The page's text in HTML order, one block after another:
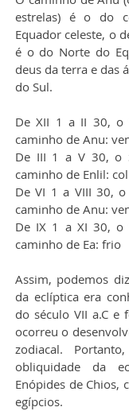
estrelas) é o do
Equador celeste, o
é o do Norte do
deus da terra e das
do Sul.
De XII 1 a II 30, o
caminho de Anu:
De III 1 a V 30, o
caminho de Enlil:
De VI 1 a VIII 30,
caminho de Anu:
De IX 1 a XI 30, o
caminho de Ea: frio
Assim, podemos
da eclíptica era
do século VII a.C
ocorreu o
zodiacal.
obliquidade da
Enópides de Chios,
egípcios.